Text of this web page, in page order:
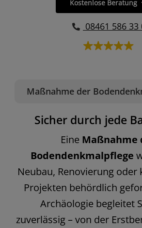
Maßnahme der
Sicher durch jede
Eine Maßnahme
Bodendenkmalpflege
Neubau, Renovierung
Projekten behördlich
Archäologie begleitet
zuverlässig – von der
Kostenlose Beratung
08461 586 33